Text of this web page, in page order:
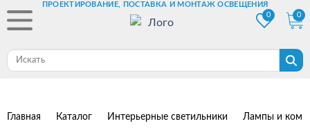
ПРОЕКТИРОВАНИЕ, ПОСТАВКА И МОНТАЖ ОСВЕЩЕНИЯ
0
0
Главная Каталог Интерьерные светильники Лампы и